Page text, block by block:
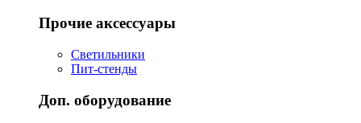
Прочие аксессуары
Светильники
Пит-стенды
Доп. оборудование